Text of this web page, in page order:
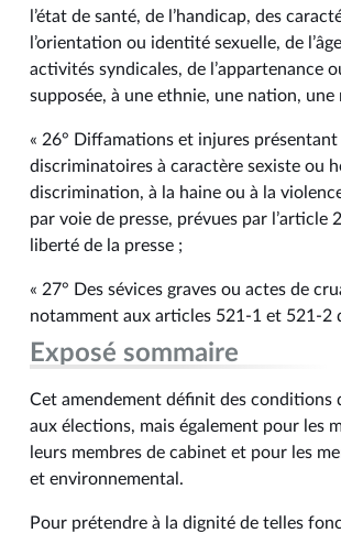
l’état de santé, de l’handicap, des
l’orientation ou identité sexuelle, de
activités syndicales, de l’appartenance
supposée, à une ethnie, une nation,
« 26° Diffamations et injures
discriminatoires à caractère sexiste ou
discrimination, à la haine ou à la
par voie de presse, prévues par
liberté de la presse ;
« 27° Des sévices graves ou actes de
notamment aux articles 521‑1 et 521‑2
Exposé sommaire
Cet amendement définit des
aux élections, mais également pour les
leurs membres de cabinet et pour les
et environnemental.
Pour prétendre à la dignité de telles